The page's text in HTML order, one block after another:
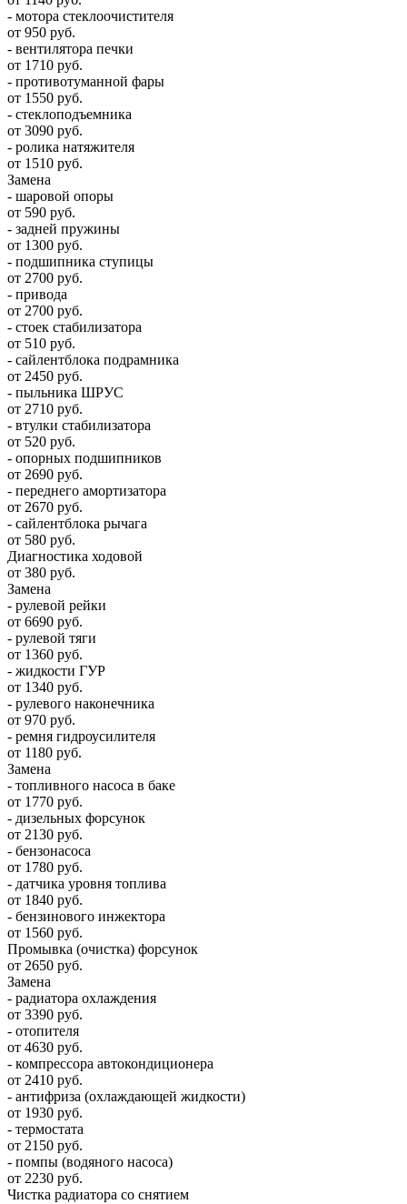
- мотора стеклоочистителя
от 950 руб.
- вентилятора печки
от 1710 руб.
- противотуманной фары
от 1550 руб.
- стеклоподъемника
от 3090 руб.
- ролика натяжителя
от 1510 руб.
Замена
- шаровой опоры
от 590 руб.
- задней пружины
от 1300 руб.
- подшипника ступицы
от 2700 руб.
- привода
от 2700 руб.
- стоек стабилизатора
от 510 руб.
- сайлентблока подрамника
от 2450 руб.
- пыльника ШРУС
от 2710 руб.
- втулки стабилизатора
от 520 руб.
- опорных подшипников
от 2690 руб.
- переднего амортизатора
от 2670 руб.
- сайлентблока рычага
от 580 руб.
Диагностика ходовой
от 380 руб.
Замена
- рулевой рейки
от 6690 руб.
- рулевой тяги
от 1360 руб.
- жидкости ГУР
от 1340 руб.
- рулевого наконечника
от 970 руб.
- ремня гидроусилителя
от 1180 руб.
Замена
- топливного насоса в баке
от 1770 руб.
- дизельных форсунок
от 2130 руб.
- бензонасоса
от 1780 руб.
- датчика уровня топлива
от 1840 руб.
- бензинового инжектора
от 1560 руб.
Промывка (очистка) форсунок
от 2650 руб.
Замена
- радиатора охлаждения
от 3390 руб.
- отопителя
от 4630 руб.
- компрессора автокондиционера
от 2410 руб.
- антифриза (охлаждающей жидкости)
от 1930 руб.
- термостата
от 2150 руб.
- помпы (водяного насоса)
от 2230 руб.
Чистка радиатора со снятием